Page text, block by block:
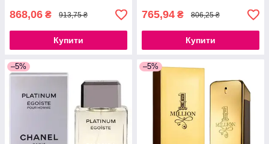
868,06 ₴ 913,75 ₴
Купити
765,94 ₴ 806,25 ₴
Купити
–5% –5%